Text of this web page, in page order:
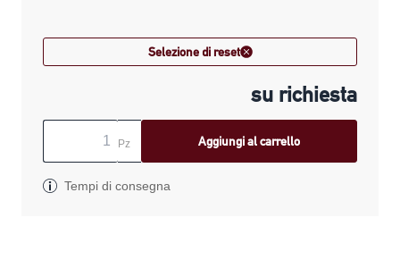
Selezione di reset
su richiesta
Pz Aggiungi al carrello
Tempi di consegna